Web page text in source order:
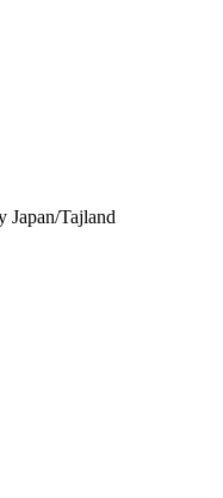
Japan/Tajland